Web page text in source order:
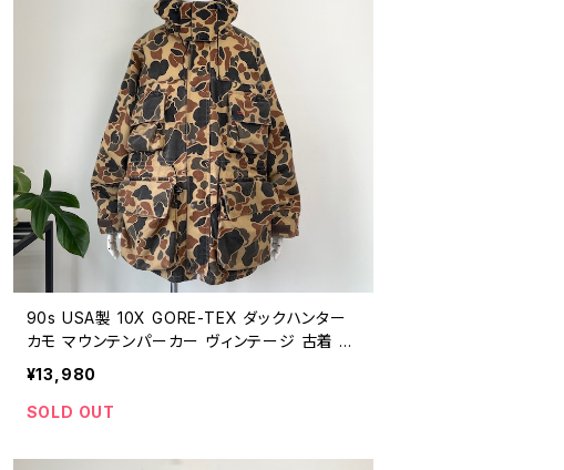
90s USA製 10X GORE-TEX ダックハンター
カモ マウンテンパーカー ヴィンテージ 古着 ジ
ャケット ゴアテックス アウトドア 90年代 ビン
テージ L 26030204
¥13,980
SOLD OUT